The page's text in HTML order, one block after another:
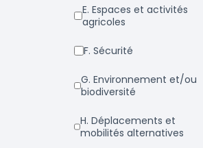
e. Espaces et activités
agricoles
f. Sécurité
g. Environnement et/ou
biodiversité
h. Déplacements et
mobilités alternatives